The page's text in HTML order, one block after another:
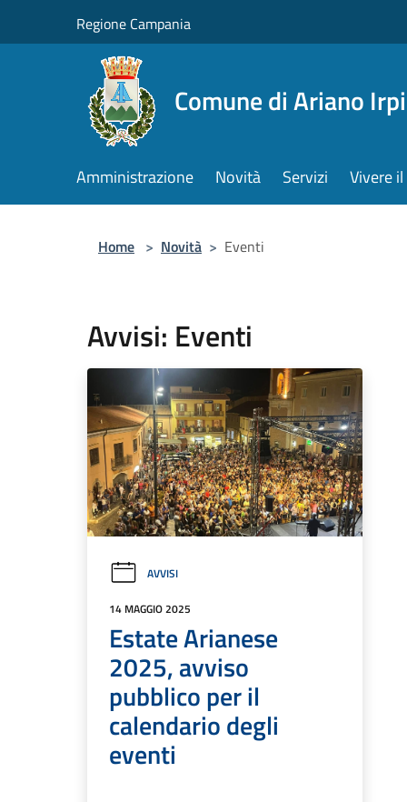
Regione Campania
Comune di Ariano
Amministrazione Novità Servizi Vivere
Home > Novità > Eventi
Avvisi: Eventi
AVVISI
14 MAGGIO 2025
Estate Arianese
2025, avviso
pubblico per il
calendario degli
eventi